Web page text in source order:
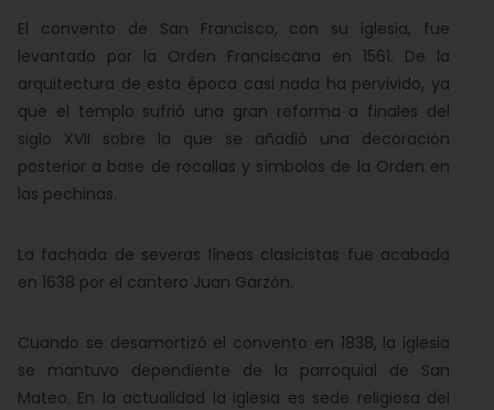
El convento de San Francisco, con su iglesia, fue
levantado por la Orden Franciscana en 1561. De la
arquitectura de esta época casi nada ha pervivido, ya
que el templo sufrió una gran reforma a finales del
siglo XVII sobre la que se añadió una decoración
posterior a base de rocallas y símbolos de la Orden en
las pechinas.
La fachada de severas líneas clasicistas fue acabada
en 1638 por el cantero Juan Garzón.
Cuando se desamortizó el convento en 1838, la iglesia
se mantuvo dependiente de la parroquial de San
Mateo. En la actualidad la iglesia es sede religiosa del